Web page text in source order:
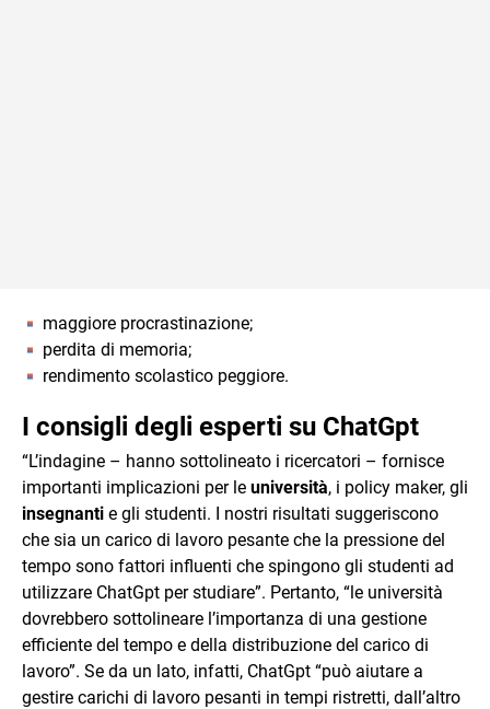
maggiore procrastinazione;
perdita di memoria;
rendimento scolastico peggiore.
I consigli degli esperti su ChatGpt
“L’indagine – hanno sottolineato i ricercatori – fornisce
importanti implicazioni per le università, i policy maker, gli
insegnanti e gli studenti. I nostri risultati suggeriscono
che sia un carico di lavoro pesante che la pressione del
tempo sono fattori influenti che spingono gli studenti ad
utilizzare ChatGpt per studiare”. Pertanto, “le università
dovrebbero sottolineare l’importanza di una gestione
efficiente del tempo e della distribuzione del carico di
lavoro”. Se da un lato, infatti, ChatGpt “può aiutare a
gestire carichi di lavoro pesanti in tempi ristretti, dall’altro